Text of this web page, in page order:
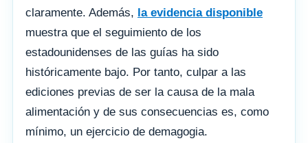
claramente. Además, la evidencia disponible
muestra que el seguimiento de los
estadounidenses de las guías ha sido
históricamente bajo. Por tanto, culpar a las
ediciones previas de ser la causa de la mala
alimentación y de sus consecuencias es, como
mínimo, un ejercicio de demagogia.